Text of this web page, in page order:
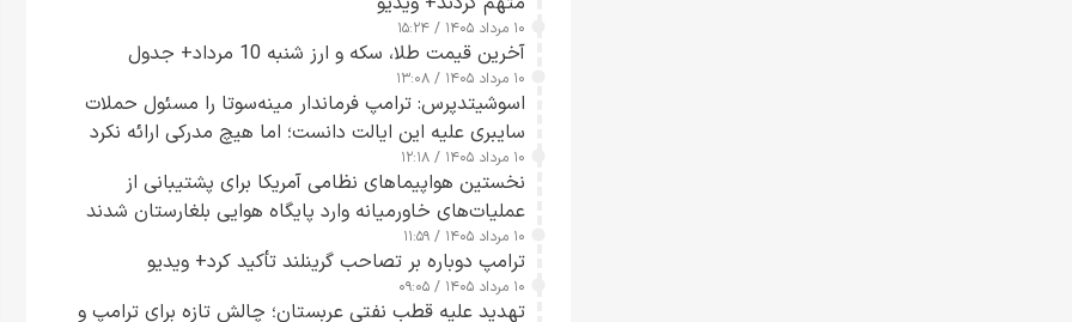
۱۰ مرداد ۱۴۰۵ / ۱۵:۲۴
آخرین قیمت طلا، سکه و ارز شنبه 10 مرداد+ جدول
۱۰ مرداد ۱۴۰۵ / ۱۳:۰۸
اسوشیتدپرس: ترامپ فرماندار مینه‌سوتا را مسئول حملات
سایبری علیه این ایالت دانست؛ اما هیچ مدرکی ارائه نکرد
۱۰ مرداد ۱۴۰۵ / ۱۲:۱۸
نخستین هواپیماهای نظامی آمریکا برای پشتیبانی از
عملیات‌های خاورمیانه وارد پایگاه هوایی بلغارستان شدند
۱۰ مرداد ۱۴۰۵ / ۱۱:۵۹
ترامپ دوباره بر تصاحب گرینلند تأکید کرد+ ویدیو
۱۰ مرداد ۱۴۰۵ / ۰۹:۰۵
تهدید علیه قطب نفتی عربستان؛ چالش تازه برای ترامپ و